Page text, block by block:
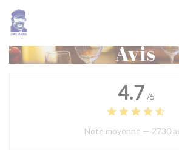
Personnalisation de vos choix en matière
Avis
4.7 /5
Note moyenne — 2730